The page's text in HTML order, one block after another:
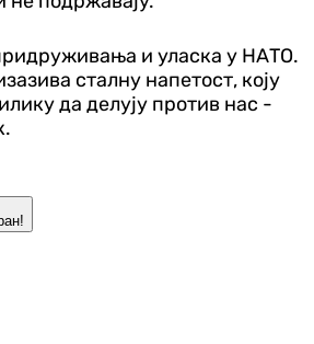
и уласка у НАТО.
сталну напетост, коју
да делују против нас -